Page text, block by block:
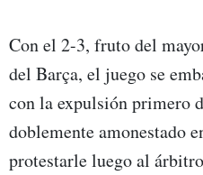
Con el 2-3, fruto del
del Barça, el juego se
con la expulsión primero
doblemente amonestado
protestarle luego al